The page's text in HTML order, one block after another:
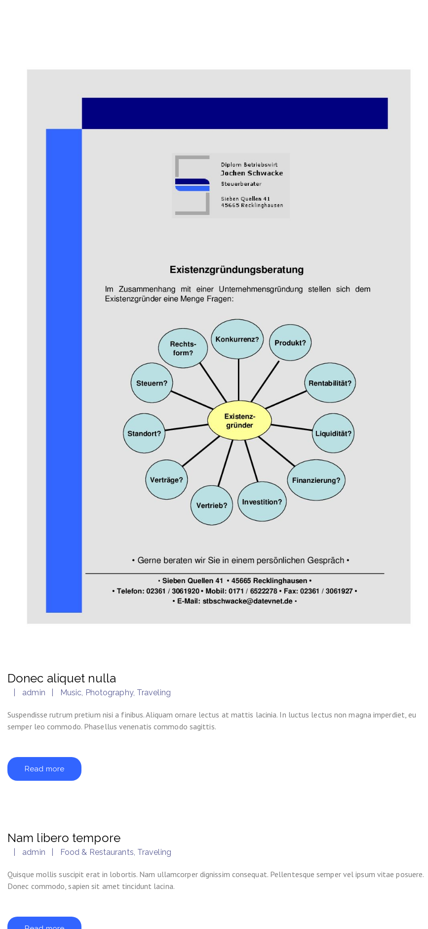
Donec aliquet nulla
admin Music, Photography, Traveling
Suspendisse rutrum pretium nisi a finibus. Aliquam ornare lectus at mattis lacinia. In luctus lectus non magna imperdiet, eu
semper leo commodo. Phasellus venenatis commodo sagittis.
Read more
Nam libero tempore
admin Food & Restaurants, Traveling
Quisque mollis suscipit erat in lobortis. Nam ullamcorper dignissim consequat. Pellentesque semper vel ipsum vitae posuere.
Donec commodo, sapien sit amet tincidunt lacina.